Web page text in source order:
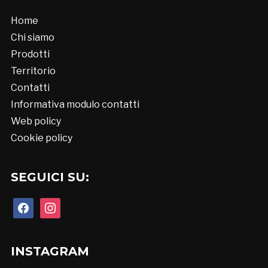
Home
Chi siamo
Prodotti
Territorio
Contatti
Informativa modulo contatti
Web policy
Cookie policy
SEGUICI SU:
facebookinstagram
INSTAGRAM